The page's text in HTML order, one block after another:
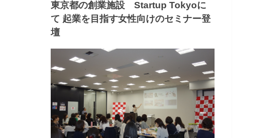
東京都の創業施設 Startup Tokyoに
て 起業を目指す女性向けのセミナー登
壇